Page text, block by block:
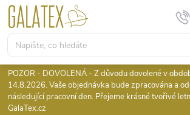
Přejít
obsah
POZOR - DOVOLENÁ - Z důvodu dovolené v
14.8.2026. Vaše objednávka bude zpracována a
následující pracovní den. Přejeme krásné tvořivé
GalaTex.cz